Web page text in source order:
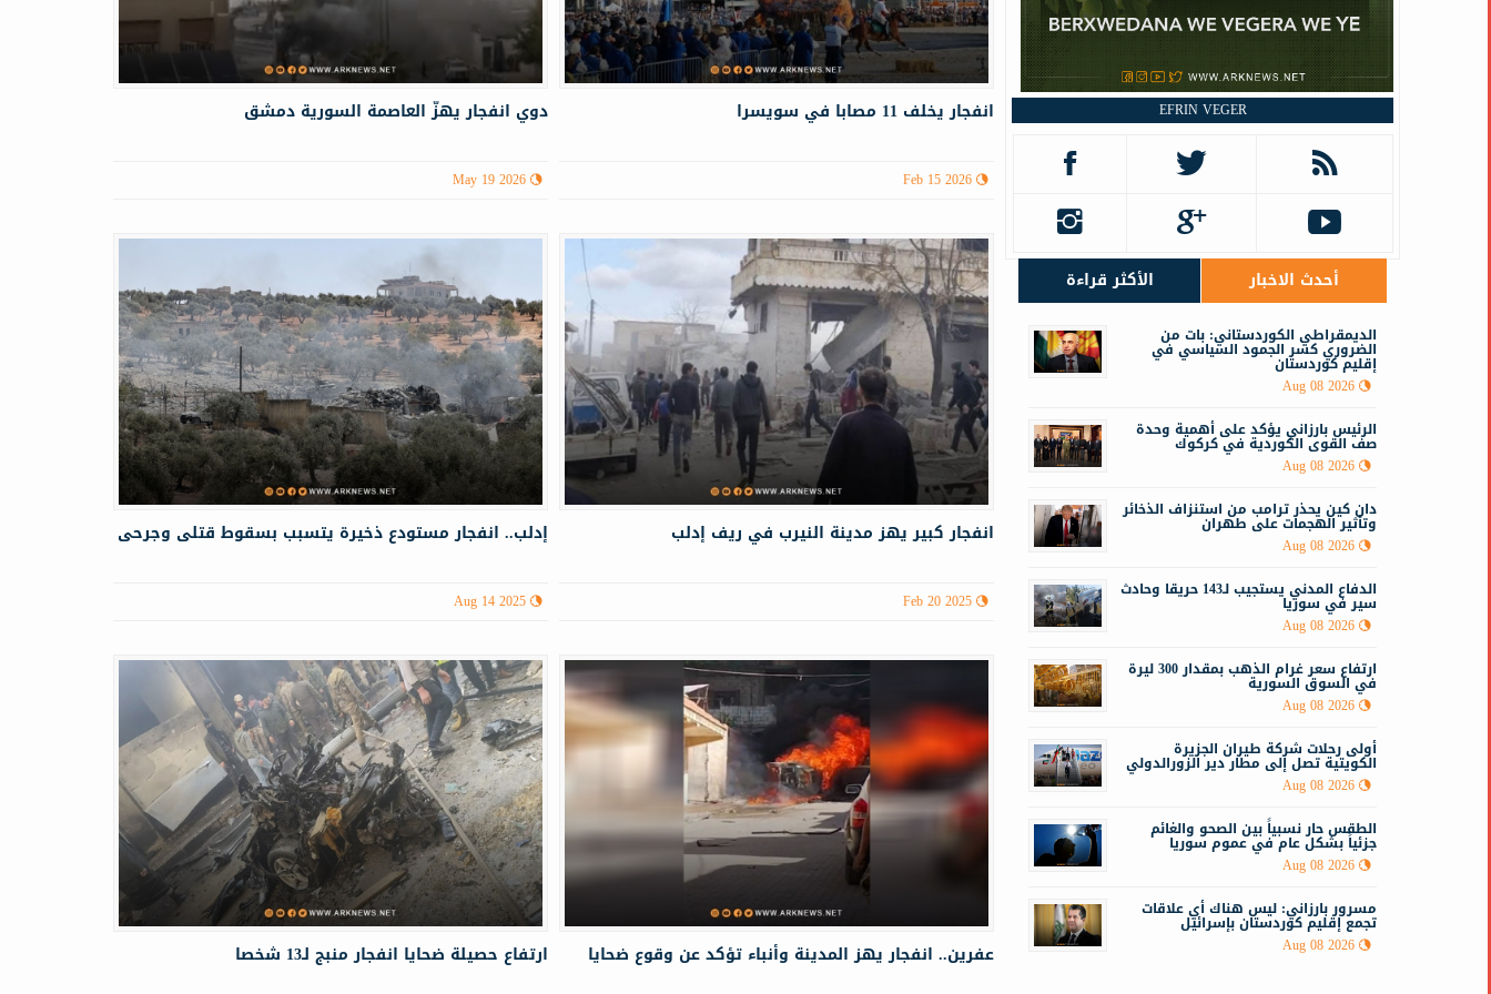
دوي انفجار يهزُّ العاصمة السورية دمشق
May 19 2026
انفجار يخلف 11 مصابا في سويسرا
Feb 15 2026
إدلب.. انفجار مستودع ذخيرة يتسبب بسقوط قتلى وجرحى
Aug 14 2025
انفجار كبير يهز مدينة النيرب في ريف إدلب
Feb 20 2025
ارتفاع حصيلة ضحايا انفجار منبج لـ13 شخصا عفرين.. انفجار يهز المدينة وأنباء تؤكد عن وقوع ضحايا
EFRIN VEGER
أحدث الاخبار الأكثر قراءة
الديمقراطي الكوردستاني: بات من
الضروري كسر الجمود السياسي في
إقليم كوردستان
Aug 08 2026
الرئيس بارزاني يؤكد على أهمية وحدة
صف القوى الكوردية في كركوك
Aug 08 2026
دان كين يحذر ترامب من استنزاف الذخائر
وتأثير الهجمات على طهران
Aug 08 2026
الدفاع المدني يستجيب لـ143 حريقا وحادث
سير في سوريا
Aug 08 2026
ارتفاع سعر غرام الذهب بمقدار 300 ليرة
في السوق السورية
Aug 08 2026
أولى رحلات شركة طيران الجزيرة
الكويتية تصل إلى مطار دير الزورالدولي
Aug 08 2026
الطقس حار نسبياً بين الصحو والغائم
جزئياً بشكل عام في عموم سوريا
Aug 08 2026
مسرور بارزاني: ليس هناك أي علاقات
تجمع إقليم كوردستان بإسرائيل
Aug 08 2026